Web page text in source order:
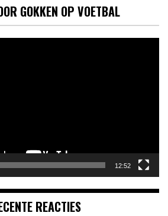
GOKKEN OP VOETBAL
12:52
REACTIES